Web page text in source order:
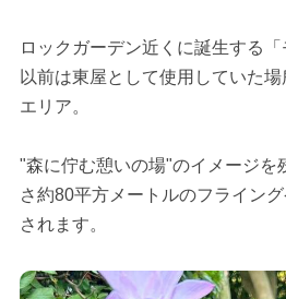
ロックガーデン近くに誕生する「
以前は東屋として使用していた
エリア。
"森に佇む憩いの場"のイメージを
さ約80平方メートルのフライン
されます。